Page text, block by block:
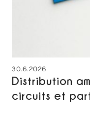
30.6.2026
Distribution
circuits et